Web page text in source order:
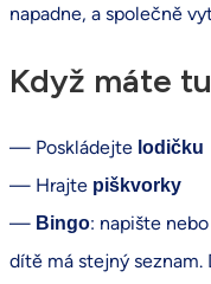
napadne, a společně
Když máte
— Poskládejte lodičku
— Hrajte piškvorky
— Bingo: napište
dítě má stejný